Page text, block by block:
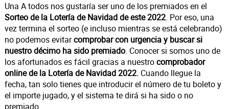
Una A todos nos gustaría ser uno de los premiados en el
Sorteo de la Lotería de Navidad de este 2022. Por eso, una
vez termina el sorteo (e incluso mientras se está celebrando)
no podemos evitarcomprobar con urgencia y buscar si
nuestro décimo ha sido premiado. Conocer si somos uno de
los afortunados es fácil gracias a nuestrocomprobador
online de la Lotería de Navidad 2022.Cuando llegue la
fecha, tan solo tienes que introducir el número de tu boleto y
el importe jugado, y el sistema te dirá si ha sido o no
premiado.